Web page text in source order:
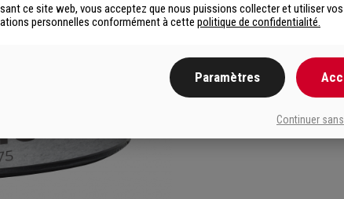
ce site web, vous acceptez que nous puissions collecter et utiliser vos
personnelles conformément à cette politique de confidentialité.
Paramètres
Continuer